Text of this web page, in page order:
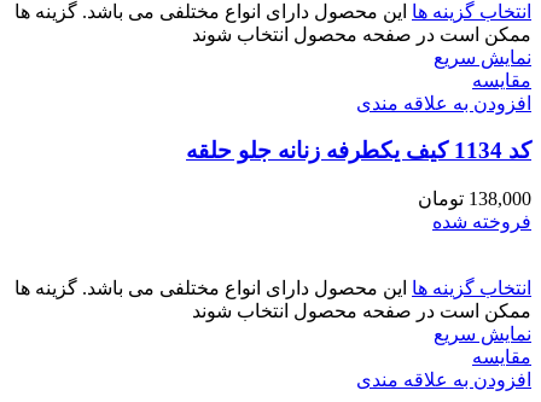
انتخاب گزینه ها این محصول دارای انواع مختلفی می باشد. گزینه ها
ممکن است در صفحه محصول انتخاب شوند
نمایش سریع
مقايسه
افزودن به علاقه مندی
کد 1134 کیف یکطرفه زنانه جلو حلقه
138,000 تومان
فروخته شده
انتخاب گزینه ها این محصول دارای انواع مختلفی می باشد. گزینه ها
ممکن است در صفحه محصول انتخاب شوند
نمایش سریع
مقايسه
افزودن به علاقه مندی